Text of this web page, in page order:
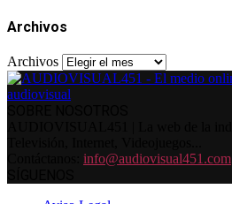
Archivos
Archivos
info@audiovisual451.com